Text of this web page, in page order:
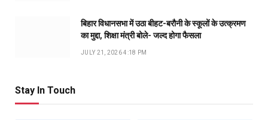
बिहार विधानसभा में उठा बीहट-बरौनी के स्कूलों के उत्क्रमण
का मुद्दा, शिक्षा मंत्री बोले- जल्द होगा फैसला
JULY 21, 2026 4:18 PM
Stay In Touch